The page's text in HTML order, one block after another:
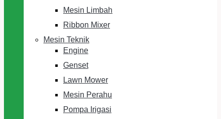
Mesin Limbah
Ribbon Mixer
Mesin Teknik
Engine
Genset
Lawn Mower
Mesin Perahu
Pompa Irigasi